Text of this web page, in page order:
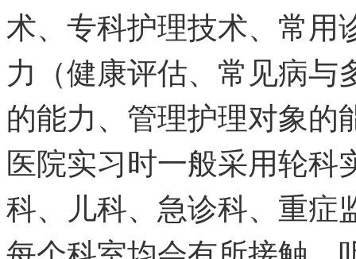
术、专科护理技术、常用
力（健康评估、常见病
的能力、管理护理对象的
医院实习时一般采用轮科
科、儿科、急诊科、重症